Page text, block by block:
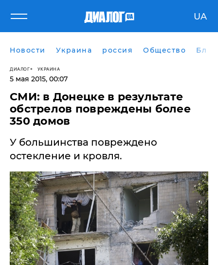
UA
Новости Украина россия Общество
ДИАЛОГ УКРАИНА
5 мая 2015, 00:07
СМИ: в Донецке в результате
обстрелов повреждены более
350 домов
У большинства повреждено
остекление и кровля.